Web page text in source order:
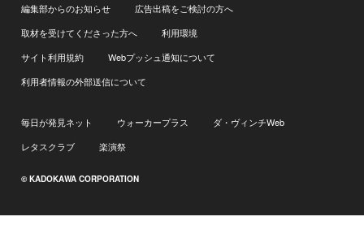
編集部からのお知らせ
広告出稿をご検討の方へ
取材を受けてくださった方へ
利用環境
サイト利用規約
Webプッシュ通知について
利用者情報の外部送信について
毎日が発見ネット ウォーカープラス
ダ・ヴィンチWeb
レタスクラブ
楽演祭
© KADOKAWA CORPORATION